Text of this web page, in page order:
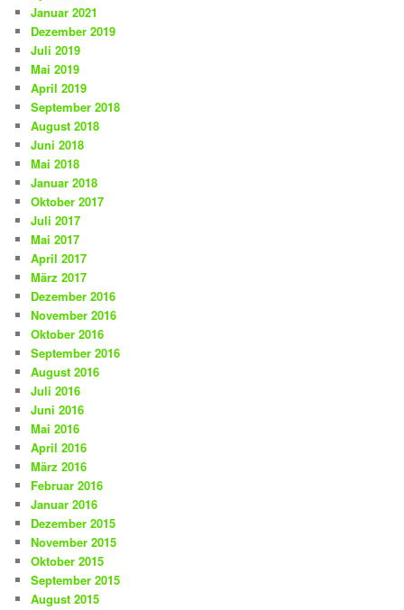
Januar 2021
Dezember 2019
Juli 2019
Mai 2019
April 2019
September 2018
August 2018
Juni 2018
Mai 2018
Januar 2018
Oktober 2017
Juli 2017
Mai 2017
April 2017
März 2017
Dezember 2016
November 2016
Oktober 2016
September 2016
August 2016
Juli 2016
Juni 2016
Mai 2016
April 2016
März 2016
Februar 2016
Januar 2016
Dezember 2015
November 2015
Oktober 2015
September 2015
August 2015